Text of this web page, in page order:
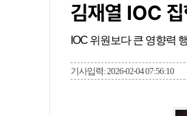
김재열 IOC
IOC 위원보다 큰 영향력
기사입력: 2026-02-04 07:56:10